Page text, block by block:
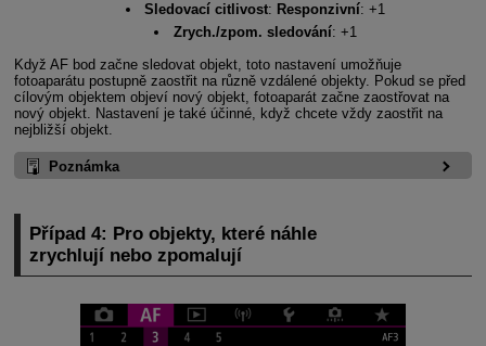
Sledovací citlivost: Responzivní: +1
Zrych./zpom. sledování: +1
Když AF bod začne sledovat objekt, toto nastavení umožňuje
fotoaparátu postupně zaostřit na různě vzdálené objekty. Pokud se před
cílovým objektem objeví nový objekt, fotoaparát začne zaostřovat na
nový objekt. Nastavení je také účinné, když chcete vždy zaostřit na
nejbližší objekt.
Poznámka
Případ 4: Pro objekty, které náhle
zrychlují nebo zpomalují